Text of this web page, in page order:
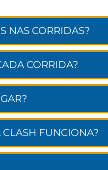
NAS CORRIDAS?
CORRIDA?
FUNCIONA?